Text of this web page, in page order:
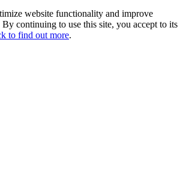
website functionality and improve
continuing to use this site, you accept to its
to find out more.